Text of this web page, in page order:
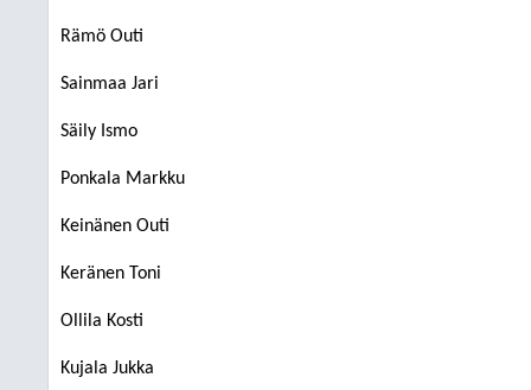
Rämö Outi
Sainmaa Jari
Säily Ismo
Ponkala Markku
Keinänen Outi
Keränen Toni
Ollila Kosti
Kujala Jukka